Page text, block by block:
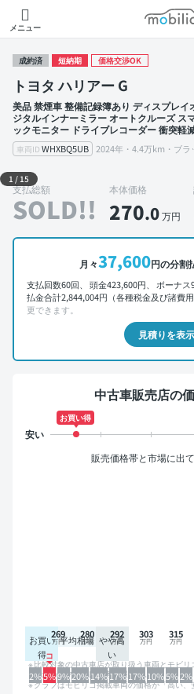
メニュー
モビ
成約済 短納期 価格交渉OK
トヨタ ハリアー G
美品 禁煙車 整備記録簿あり ディスプレ
ジタルインナーミラー オートクルーズ ス
ックモニター ドライブレコーダー 衝突軽
車両ID WHXBQ5UB 2024年・4.4万km・ブラ
外装 左前
1 /15
支払総額
SOLD!!
本体価格
270.0万円
月々37,600円の分割
支払回数60回、 頭金423,600円、 ボーナ
払金合計2,844,004円（各種税金及び諸費用
更できます。
見積りを表
中古車販売店の
お買い得
販売価格帯と市場に出
お買い
得
平均相場 やや高
い
2%5%9%20%14%17%17%10%5%2%
269 280 292 303 315
比較対象の中古車店が取り扱う車両とモビ
るため、グラフは参考情報です。
グラフはモビリコ掲載車両の価格が「高い、